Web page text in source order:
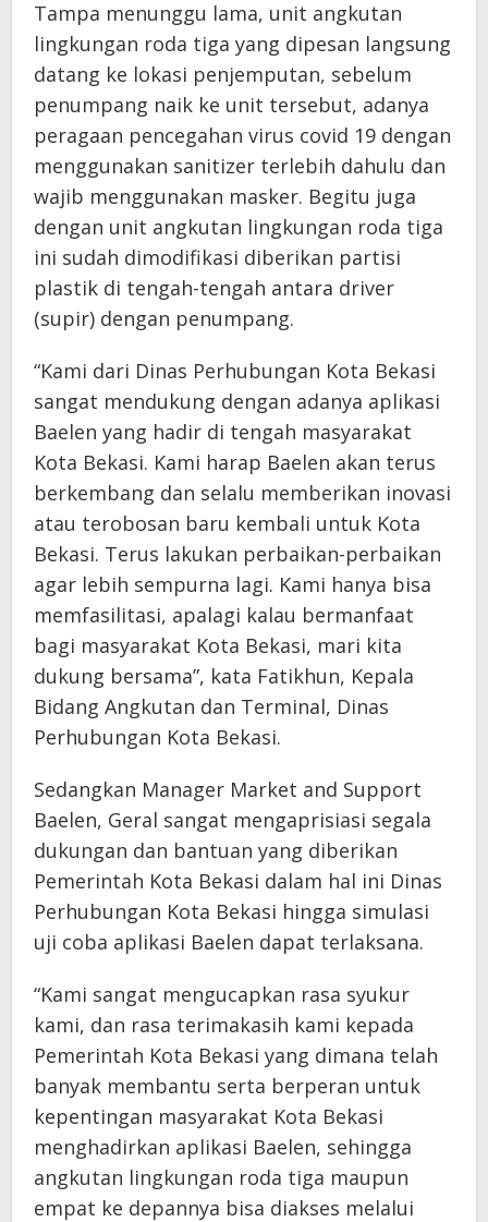
Tampa menunggu lama, unit angkutan
lingkungan roda tiga yang dipesan langsung
datang ke lokasi penjemputan, sebelum
penumpang naik ke unit tersebut, adanya
peragaan pencegahan virus covid 19 dengan
menggunakan sanitizer terlebih dahulu dan
wajib menggunakan masker. Begitu juga
dengan unit angkutan lingkungan roda tiga
ini sudah dimodifikasi diberikan partisi
plastik di tengah-tengah antara driver
(supir) dengan penumpang.
“Kami dari Dinas Perhubungan Kota Bekasi
sangat mendukung dengan adanya aplikasi
Baelen yang hadir di tengah masyarakat
Kota Bekasi. Kami harap Baelen akan terus
berkembang dan selalu memberikan inovasi
atau terobosan baru kembali untuk Kota
Bekasi. Terus lakukan perbaikan-perbaikan
agar lebih sempurna lagi. Kami hanya bisa
memfasilitasi, apalagi kalau bermanfaat
bagi masyarakat Kota Bekasi, mari kita
dukung bersama”, kata Fatikhun, Kepala
Bidang Angkutan dan Terminal, Dinas
Perhubungan Kota Bekasi.
Sedangkan Manager Market and Support
Baelen, Geral sangat mengaprisiasi segala
dukungan dan bantuan yang diberikan
Pemerintah Kota Bekasi dalam hal ini Dinas
Perhubungan Kota Bekasi hingga simulasi
uji coba aplikasi Baelen dapat terlaksana.
“Kami sangat mengucapkan rasa syukur
kami, dan rasa terimakasih kami kepada
Pemerintah Kota Bekasi yang dimana telah
banyak membantu serta berperan untuk
kepentingan masyarakat Kota Bekasi
menghadirkan aplikasi Baelen, sehingga
angkutan lingkungan roda tiga maupun
empat ke depannya bisa diakses melalui